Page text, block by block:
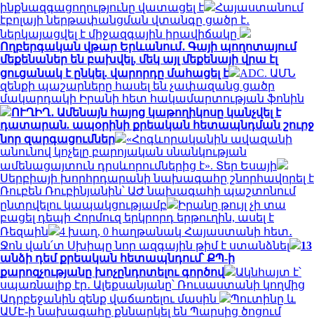
ինքնազգացողությունը վատացել է
Հայաստանում
էբոլայի ներթափանցման վտանգը ցածր է․
ներկայացվել է միջազգային իրավիճակը
Ողբերգական վթար Երևանում․ Գայի պողոտայում
մեքենաներ են բախվել, մեկ այլ մեքենայի վրա էլ
ցուցանակ է ընկել. վարորդը մահացել է
ADC. ԱՄՆ
զենքի պաշարները հասել են չափազանց ցածր
մակարդակի Իրանի հետ հակամարտության ֆոնին
ՈՒՂԻՂ․ Ամենայն հայոց կաթողիկոսը կանչվել է
դատարան. ապօրինի քրեական հետապնդման շուրջ
նոր զարգացումներ
«Հոգևորականին ավազանի
անունով կոչելը բարոյական սնանկության
ամենացայտուն դրսևորումներից է». Տեր Եսայի
Սերբիայի խորհրդարանի նախագահը շնորհավորել է
Ռուբեն Ռուբինյանին՝ ԱԺ նախագահի պաշտոնում
ընտրվելու կապակցությամբ
Իրանը թույլ չի տա
բացել դեպի Հորմուզ երկրորդ երթուղին, ասել է
Ռեզաին
4 խաղ, 0 հաղթանակ Հայաստանի հետ․
Ջոն վան՛տ Սխիպը նոր ազգային թիմ է ստանձնել
13
անձի դեմ քրեական հետապնդում՝ ՔՊ-ի
քարոզչությանը խոչընդոտելու գործով
Ակնհայտ է՝
սպառնալիք էր․ Ալեքսանյանը՝ Ռուսաստանի կողմից
Ադրբեջանին զենք վաճառելու մասին
Պուտինը և
ԱՄԷ-ի նախագահը քննարկել են Պարսից ծոցում